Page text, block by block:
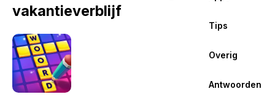
Tips
Overig
Antwoorden
vakantieverblijf